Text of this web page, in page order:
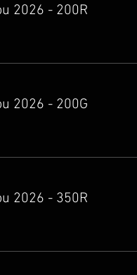
2026 - 200R
2026 - 200G
2026 - 350R